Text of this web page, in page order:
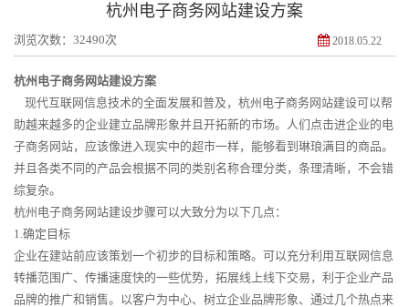
杭州电子商务网站建设方案
2018.05.22
浏览次数：32490次
杭州电子商务网站建设方案
现代互联网信息技术的全面发展和普及，杭州电子商务网站建设可以帮
助越来越多的企业建立品牌形象并且开拓新的市场。人们点击进企业的电
子商务网站，应该像进入现实中的超市一样，能够看到琳琅满目的商品。
并且各类不同的产品会根据不同的类别名称合理分类，条理清晰，不会错
综复杂。
杭州电子商务网站建设步骤可以大致分为以下几点：
1.确定目标
企业在建站前应该策划一个初步的目标和策略。可以充分利用互联网信息
转播范围广、传播速度快的一些优势，拓展线上线下交易，利于企业产品
品牌的推广和销售。以客户为中心、树立企业品牌形象、通过几个热点来